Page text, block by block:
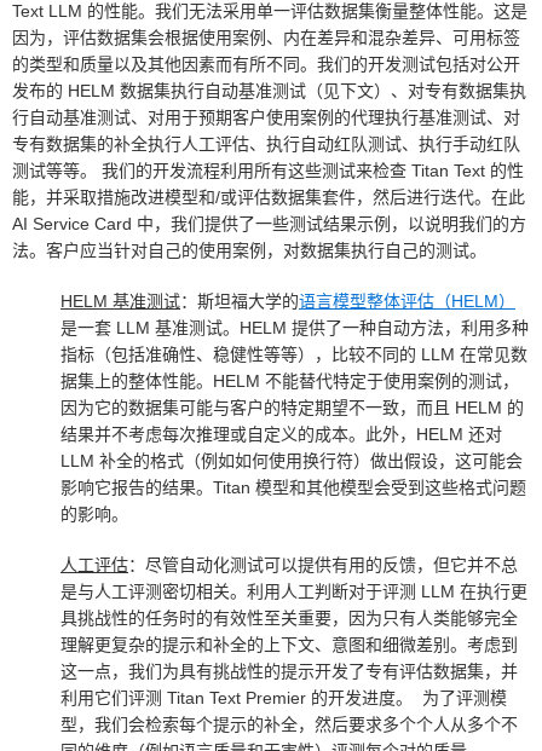
Text LLM 的性能。我们无法采用单一评估数据集衡量整体性能。这是
因为，评估数据集会根据使用案例、内在差异和混杂差异、可用标签
的类型和质量以及其他因素而有所不同。我们的开发测试包括对公开
发布的 HELM 数据集执行自动基准测试（见下文）、对专有数据集执
行自动基准测试、对用于预期客户使用案例的代理执行基准测试、对
专有数据集的补全执行人工评估、执行自动红队测试、执行手动红队
测试等等。 我们的开发流程利用所有这些测试来检查 Titan Text 的性
能，并采取措施改进模型和/或评估数据集套件，然后进行迭代。在此
AI Service Card 中，我们提供了一些测试结果示例，以说明我们的方
法。客户应当针对自己的使用案例，对数据集执行自己的测试。
HELM 基准测试：斯坦福大学的语言模型整体评估（HELM）
是一套 LLM 基准测试。HELM 提供了一种自动方法，利用多种
指标（包括准确性、稳健性等等），比较不同的 LLM 在常见数
据集上的整体性能。HELM 不能替代特定于使用案例的测试，
因为它的数据集可能与客户的特定期望不一致，而且 HELM 的
结果并不考虑每次推理或自定义的成本。此外，HELM 还对
LLM 补全的格式（例如如何使用换行符）做出假设，这可能会
影响它报告的结果。Titan 模型和其他模型会受到这些格式问题
的影响。
人工评估：尽管自动化测试可以提供有用的反馈，但它并不总
是与人工评测密切相关。利用人工判断对于评测 LLM 在执行更
具挑战性的任务时的有效性至关重要，因为只有人类能够完全
理解更复杂的提示和补全的上下文、意图和细微差别。考虑到
这一点，我们为具有挑战性的提示开发了专有评估数据集，并
利用它们评测 Titan Text Premier 的开发进度。 为了评测模
型，我们会检索每个提示的补全，然后要求多个个人从多个不